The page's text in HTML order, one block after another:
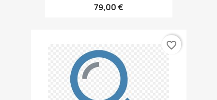
79,00 €
favorite_border